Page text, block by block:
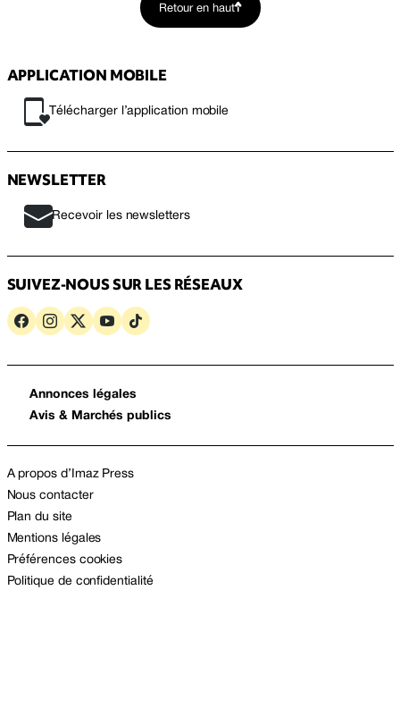
Retour en haut
APPLICATION MOBILE
Télécharger l’application mobile
NEWSLETTER
Recevoir les newsletters
SUIVEZ-NOUS SUR LES RÉSEAUX
Annonces légales
Avis & Marchés publics
A propos d’Imaz Press
Nous contacter
Plan du site
Mentions légales
Préférences cookies
Politique de confidentialité